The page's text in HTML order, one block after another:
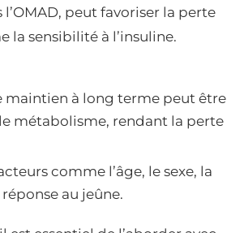
peut favoriser la perte
la sensibilité à l’insuline.
maintien à long terme peut être
métabolisme, rendant la perte
comme l’âge, le sexe, la
au jeûne.